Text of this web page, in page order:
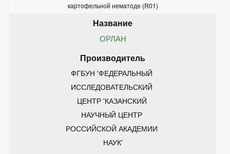
картофельной нематоде (R01)
ОРЛАН
ФГБУН 'ФЕДЕРАЛЬНЫЙ
ИССЛЕДОВАТЕЛЬСКИЙ
ЦЕНТР 'КАЗАНСКИЙ
НАУЧНЫЙ ЦЕНТР
РОССИЙСКОЙ АКАДЕМИИ
НАУК'